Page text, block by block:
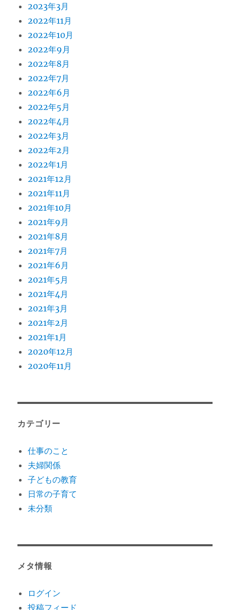
2023年3月
2022年11月
2022年10月
2022年9月
2022年8月
2022年7月
2022年6月
2022年5月
2022年4月
2022年3月
2022年2月
2022年1月
2021年12月
2021年11月
2021年10月
2021年9月
2021年8月
2021年7月
2021年6月
2021年5月
2021年4月
2021年3月
2021年2月
2021年1月
2020年12月
2020年11月
カテゴリー
仕事のこと
夫婦関係
子どもの教育
日常の子育て
未分類
メタ情報
ログイン
投稿フィード